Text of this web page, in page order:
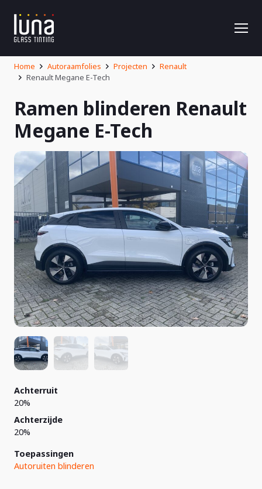
Home Autoraamfolies Projecten
Renault
Renault Megane E-Tech
Ramen blinderen Renault
Megane E-Tech
Achterruit
20%
Achterzijde
20%
Toepassingen
Autoruiten blinderen